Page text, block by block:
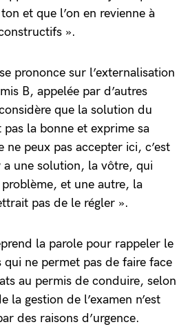
et que l’on en revienne à
».
se prononce sur l’externalisation
B, appelée par d’autres
que la solution du
pas la bonne et exprime sa
ne peux pas accepter ici, c’est
a une solution, la vôtre, qui
et une autre, la
pas de le régler ».
la parole pour rappeler le
qui ne permet pas de faire face
au permis de conduire, selon
la gestion de l’examen n’est
des raisons d’urgence.